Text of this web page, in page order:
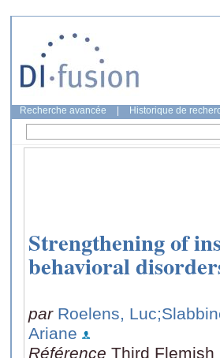
Recherche avancée Historique de
Strengthening of
behavioral
par Roelens, Luc
Ariane
Référence Third Flemish